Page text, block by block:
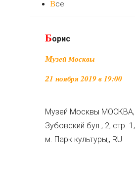
Все
Борис
Музей Москвы
21 ноября 2019 в 19:00
Музей Москвы МОСКВА,
Зубовский бул., 2, стр. 1,
м. Парк культуры,, RU